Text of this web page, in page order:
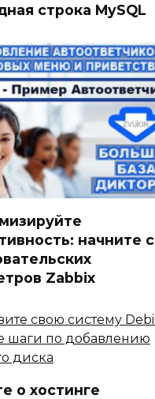
строка MySQL
начните с
Zabbix
о хостинге